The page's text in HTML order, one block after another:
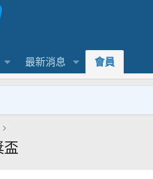
最新消息 會員